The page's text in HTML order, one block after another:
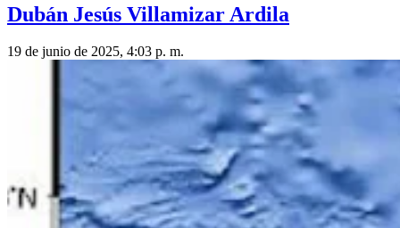
Dubán Jesús Villamizar Ardila
19 de junio de 2025, 4:03 p. m.